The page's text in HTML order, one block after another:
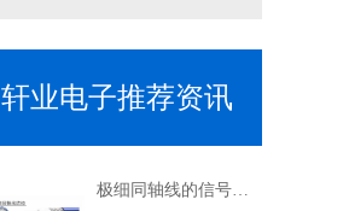
轩业电子推荐资讯
极细同轴线的信号传输优势有哪些？为何要使用焊接式连接器